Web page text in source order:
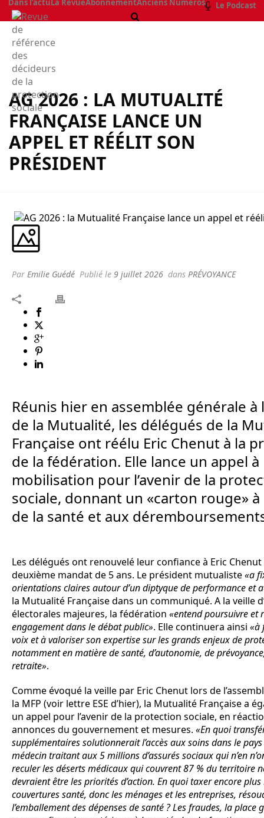
Dans l’actu La RevueAbonnementAnciens Numéros Le Podcast
AG 2026 : LA MUTUALITÉ
FRANÇAISE LANCE UN
APPEL ET RÉÉLIT SON
PRÉSIDENT
Par Emilie Guédé Publié le 9 juillet 2026 dans PRÉVOYANCE
Réunis hier en assemblée générale à
de la Mutualité, les délégués de la
Française ont réélu Eric Chenut à la
de la fédération. Elle lance un appel à
mobilisation pour l’avenir de la
sociale, donnant un «carton rouge»
de la santé et aux
Les délégués ont renouvelé leur confiance à Eric
deuxième mandat de 5 ans. Le président mutualiste«a
orientations claires autour d’un diptyque de performance et
la Mutualité Française dans un communiqué. A la veille
électorales majeures, la fédération «entend poursuivre et
engagement dans le débat public». Elle continuera ainsi «à
voix et à valoriser son expertise sur les grands enjeux de
notamment en matière de santé, d’autonomie, de
retraite».
Comme évoqué la veille par Eric Chenut lors de
la MFP (voir lettre ESE d’hier), la Mutualité Française a
un appel pour l’avenir de la protection sociale, en
annonces du gouvernement et mesures. «En quoi
supplémentaires solutionnerait l’accès aux soins dans le
médecin traitant aux 5 millions d’assurés sociaux qui n’en
reculer les déserts médicaux qui couvrent 87 % du territoire
devraient être les priorités d’action. En quoi taxer encore
couvertures santé, donc les ménages et les entreprises,
l’emballement des dépenses de santé ? Les fraudes, la place